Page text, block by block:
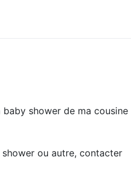
baby shower de ma cousine
ou autre, contacter